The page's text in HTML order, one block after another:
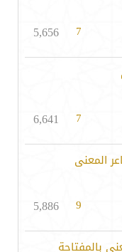
7
5,656
7
6,641
المعنى
9
5,886
بالمفتاحة